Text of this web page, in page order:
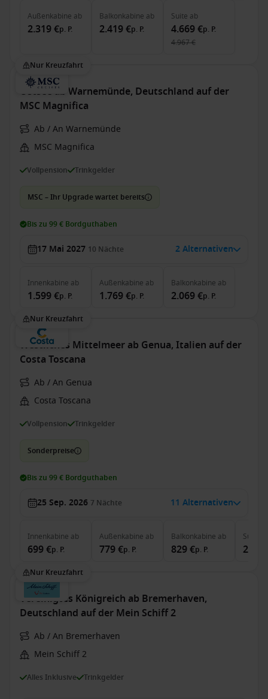
Außenkabine ab
2.319 €p. P.
Balkonkabine ab
2.419 €p. P.
Suite ab
4.669 €p. P.
4.967 €
Nur Kreuzfahrt
Ostsee ab Warnemünde, Deutschland auf der
MSC Magnifica
Ab / An Warnemünde
MSC Magnifica
Vollpension Trinkgelder
MSC – Ihr Upgrade wartet bereits
Bis zu 99 € Bordguthaben
17 Mai 2027 10 Nächte 2 Alternativen
Innenkabine ab
1.599 €p. P.
Außenkabine ab
1.769 €p. P.
Balkonkabine ab
2.069 €p. P.
Nur Kreuzfahrt
Westliches Mittelmeer ab Genua, Italien auf der
Costa Toscana
Ab / An Genua
Costa Toscana
Vollpension Trinkgelder
Sonderpreise
Bis zu 99 € Bordguthaben
25 Sep. 2026 7 Nächte 11 Alternativen
Innenkabine ab
699 €p. P.
Außenkabine ab
779 €p. P.
Balkonkabine ab
829 €p. P.
Suite
Nur Kreuzfahrt
Vereinigtes Königreich ab Bremerhaven,
Deutschland auf der Mein Schiff 2
Ab / An Bremerhaven
Mein Schiff 2
Alles Inklusive Trinkgelder